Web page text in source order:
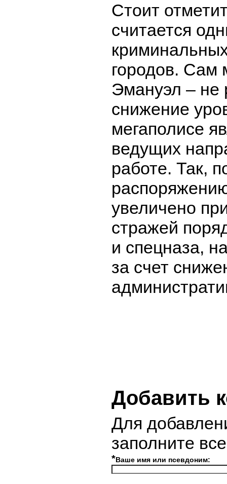
Стоит
считается
городов. Сам
Эмануэл – не
снижение
мегаполисе
ведущих
работе. Так,
увеличено
стражей
и спецназа,
за счет
Добавить
Для
заполните
*Ваше имя или псевдоним: